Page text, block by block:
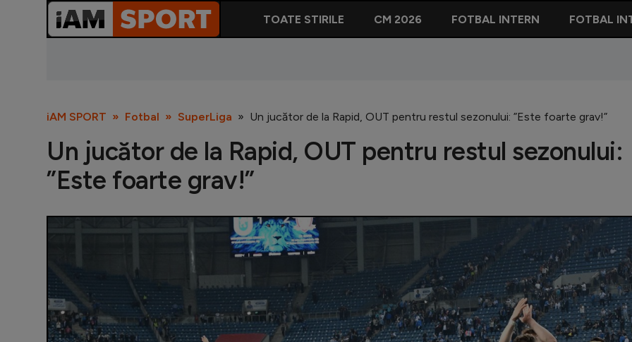
TOATE STIRILE CM 2026 FOTBAL INTERN FOTBAL
iAM SPORT Fotbal SuperLiga Un jucător de la Rapid, OUT pentru restul sezonului: ”Este foarte grav!”
Un jucător de la Rapid, OUT pentru restul sezonului:
”Este foarte grav!”